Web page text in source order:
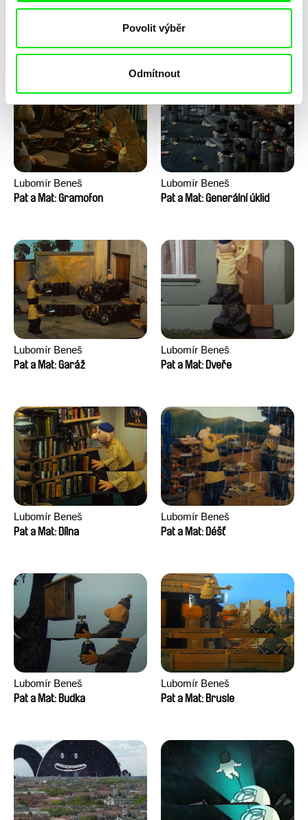
Povolit výběr
Odmítnout
Pat a Mat: Houpací křeslo
Pat a Mat: Gril
Lubomír Beneš
Pat a Mat: Gramofon
Lubomír Beneš
Pat a Mat: Generální úklid
Lubomír Beneš
Pat a Mat: Garáž
Lubomír Beneš
Pat a Mat: Dveře
Lubomír Beneš
Pat a Mat: Dílna
Lubomír Beneš
Pat a Mat: Déšť
Lubomír Beneš
Pat a Mat: Budka
Lubomír Beneš
Pat a Mat: Brusle